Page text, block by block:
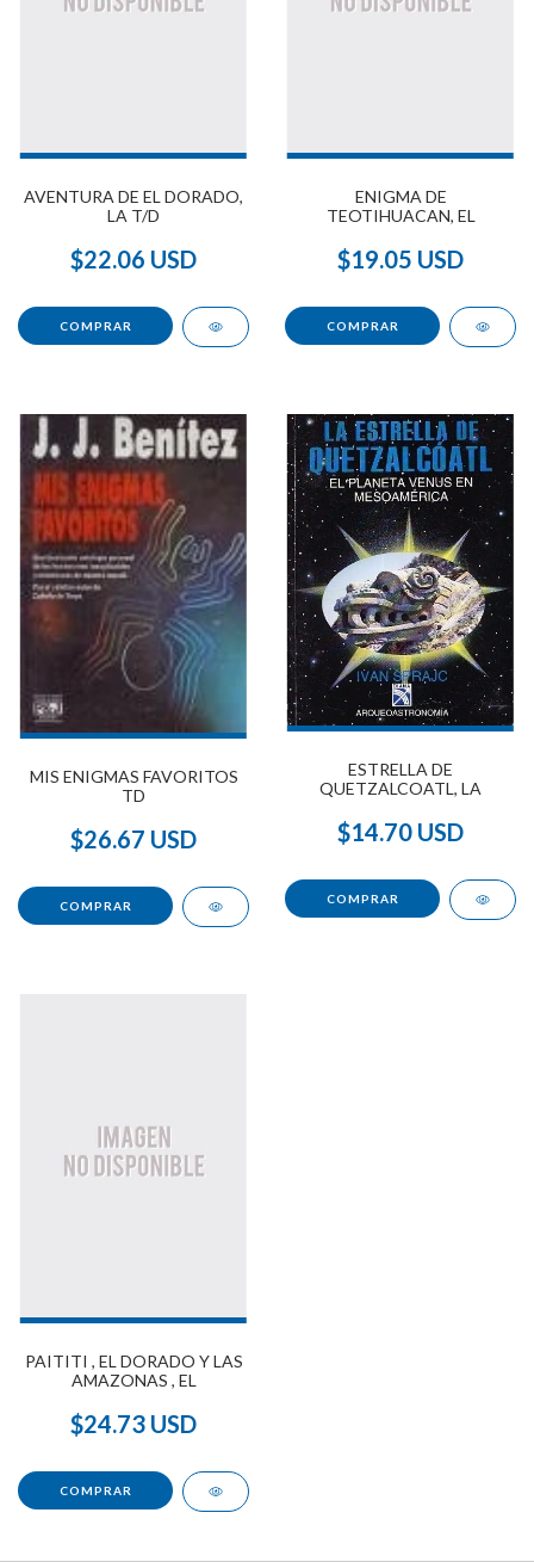
AVENTURA DE EL DORADO,
LA T/D
$22.06 USD
ENIGMA DE
TEOTIHUACAN, EL
$19.05 USD
MIS ENIGMAS FAVORITOS
TD
$26.67 USD
ESTRELLA DE
QUETZALCOATL, LA
$14.70 USD
PAITITI , EL DORADO Y LAS
AMAZONAS , EL
$24.73 USD